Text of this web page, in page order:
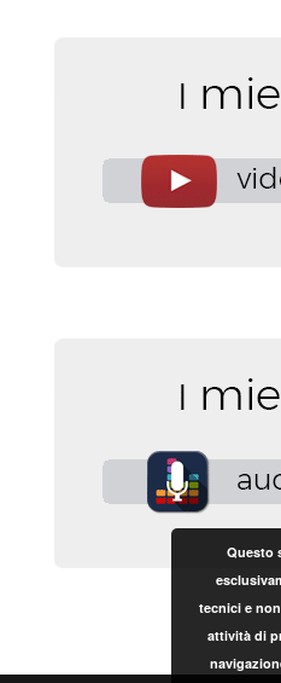
Questo
tecnici e
attività di